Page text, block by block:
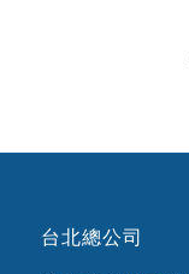
台北總公司